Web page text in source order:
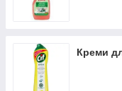
Креми